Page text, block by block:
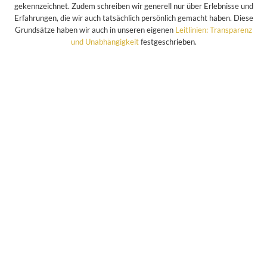
gekennzeichnet. Zudem schreiben wir generell nur über Erlebnisse und
Erfahrungen, die wir auch tatsächlich persönlich gemacht haben. Diese
Grundsätze haben wir auch in unseren eigenen Leitlinien: Transparenz
und Unabhängigkeitfestgeschrieben.